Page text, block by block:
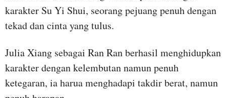
karakter Su Yi Shui, seorang pejuang penuh dengan
tekad dan cinta yang tulus.
Julia Xiang sebagai Ran Ran berhasil menghidupkan
karakter dengan kelembutan namun penuh
ketegaran, ia harua menghadapi takdir berat, namun